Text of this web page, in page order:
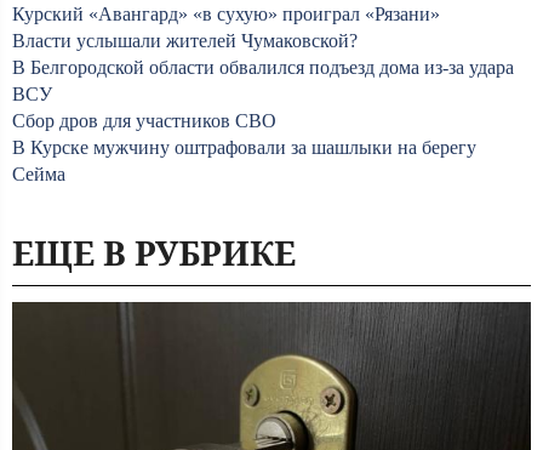
Курский «Авангард» «в сухую» проиграл «Рязани»
Власти услышали жителей Чумаковской?
В Белгородской области обвалился подъезд дома из-за удара
ВСУ
Сбор дров для участников СВО
В Курске мужчину оштрафовали за шашлыки на берегу
Сейма
ЕЩЕ В РУБРИКЕ